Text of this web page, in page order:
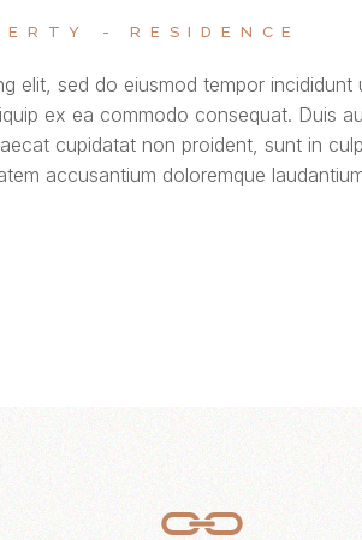
RESIDENCE
elit, sed do eiusmod tempor
ex ea commodo consequat. Duis
cupidatat non proident, sunt in
accusantium doloremque